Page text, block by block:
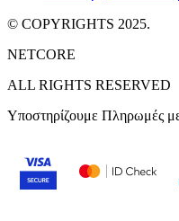
© COPYRIGHTS 2025.
NETCORE
ALL RIGHTS RESERVED
Υποστηρίζουμε Πληρωμές